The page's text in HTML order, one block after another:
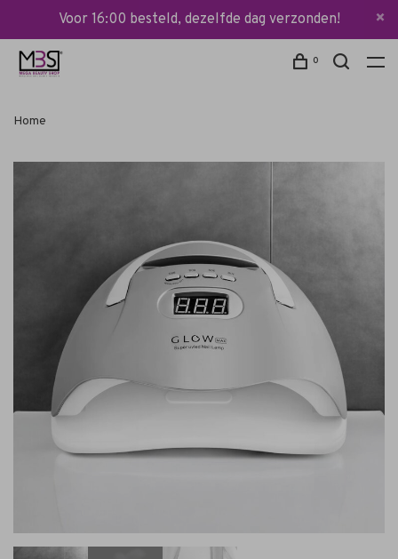
Voor 16:00 besteld, dezelfde dag verzonden!
0
Home